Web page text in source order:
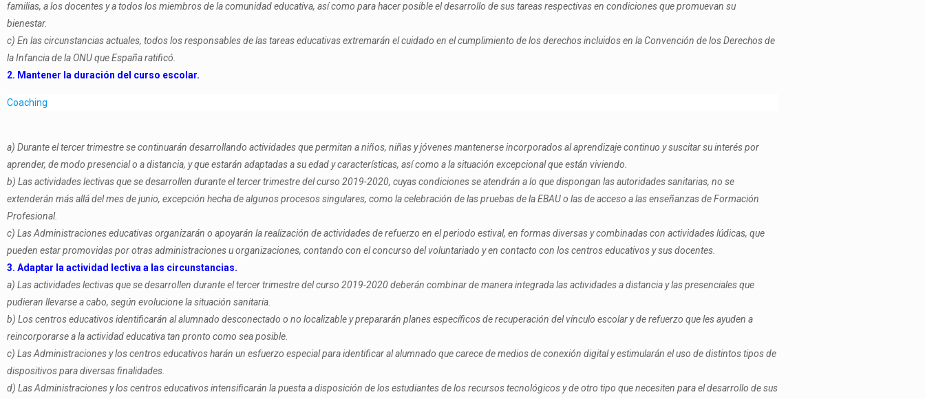
familias, a los docentes y a todos los miembros de la comunidad educativa, así como para hacer posible el desarrollo de sus tareas respectivas en condiciones que promuevan su
bienestar.
c) En las circunstancias actuales, todos los responsables de las tareas educativas extremarán el cuidado en el cumplimiento de los derechos incluidos en la Convención de los Derechos de
la Infancia de la ONU que España ratificó.
2. Mantener la duración del curso escolar.
Coaching
a) Durante el tercer trimestre se continuarán desarrollando actividades que permitan a niños, niñas y jóvenes mantenerse incorporados al aprendizaje continuo y suscitar su interés por
aprender, de modo presencial o a distancia, y que estarán adaptadas a su edad y características, así como a la situación excepcional que están viviendo.
b) Las actividades lectivas que se desarrollen durante el tercer trimestre del curso 2019-2020, cuyas condiciones se atendrán a lo que dispongan las autoridades sanitarias, no se
extenderán más allá del mes de junio, excepción hecha de algunos procesos singulares, como la celebración de las pruebas de la EBAU o las de acceso a las enseñanzas de Formación
Profesional.
c) Las Administraciones educativas organizarán o apoyarán la realización de actividades de refuerzo en el periodo estival, en formas diversas y combinadas con actividades lúdicas, que
pueden estar promovidas por otras administraciones u organizaciones, contando con el concurso del voluntariado y en contacto con los centros educativos y sus docentes.
3. Adaptar la actividad lectiva a las circunstancias.
a) Las actividades lectivas que se desarrollen durante el tercer trimestre del curso 2019-2020 deberán combinar de manera integrada las actividades a distancia y las presenciales que
pudieran llevarse a cabo, según evolucione la situación sanitaria.
b) Los centros educativos identificarán al alumnado desconectado o no localizable y prepararán planes específicos de recuperación del vínculo escolar y de refuerzo que les ayuden a
reincorporarse a la actividad educativa tan pronto como sea posible.
c) Las Administraciones y los centros educativos harán un esfuerzo especial para identificar al alumnado que carece de medios de conexión digital y estimularán el uso de distintos tipos de
dispositivos para diversas finalidades.
d) Las Administraciones y los centros educativos intensificarán la puesta a disposición de los estudiantes de los recursos tecnológicos y de otro tipo que necesiten para el desarrollo de sus